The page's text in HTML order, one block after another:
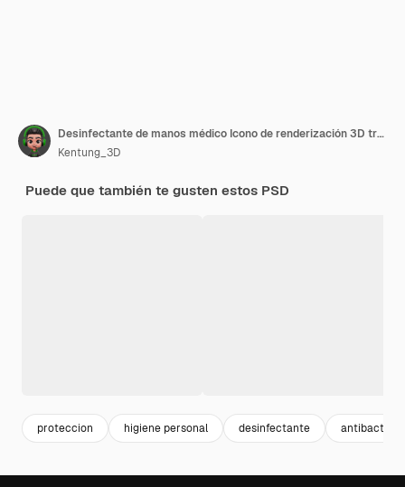
Desinfectante de manos médico Icono de renderización 3D trasfondo transparente aislado
Kentung_3D
Puede que también te gusten estos PSD
proteccion higiene personal desinfectante